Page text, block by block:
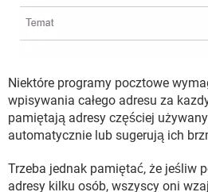
Niektóre programy pocztowe
wpisywania całego adresu za
pamiętają adresy częściej
automatycznie lub sugerują ich
Trzeba jednak pamiętać, że jeśliw
adresy kilku osób, wszyscy oni